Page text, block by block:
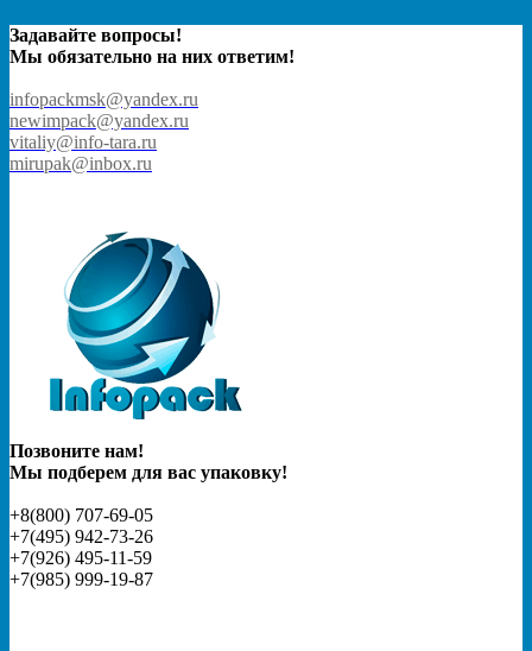
Задавайте вопросы!
Мы обязательно на них ответим!
infopackmsk@yandex.ru
newimpack@yandex.ru
vitaliy@info-tara.ru
mirupak@inbox.ru
Позвоните нам!
Мы подберем для вас упаковку!
+8(800) 707-69-05
+7(495) 942-73-26
+7(926) 495-11-59
+7(985) 999-19-87